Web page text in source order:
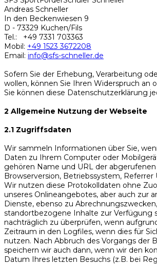
Andreas Schneller
In den Beckenwiesen 9
D - 73329 Kuchen/Fils
Tel.: +49 7331 703363
Mobil: +49 1523 3672208
Email: info@sfs-schneller.de
Sofern Sie der Erhebung, Verarbeitung
wollen, können Sie Ihren Widerspruch an
Sie können diese Datenschutzerklärung
2 Allgemeine Nutzung der Webseite
2.1 Zugriffsdaten
Wir sammeln Informationen über Sie,
Daten zu Ihrem Computer oder
gehören Name und URL der
Browserversion, Betriebssystem,
Wir nutzen diese Protokolldaten ohne
unseres Onlineangebotes, aber auch zur
Dienste, ebenso zu
standortbezogene Inhalte zur Verfügung
nachträglich zu überprüfen, wenn
Zeitraum in den Logfiles, wenn dies für
nutzen. Nach Abbruch des Vorgangs der
speichern wir auch dann, wenn wir den
Datum Ihres letzten Besuchs (z.B. bei